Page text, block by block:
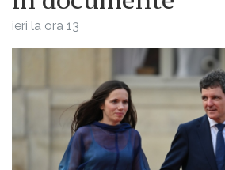
ieri la ora 13